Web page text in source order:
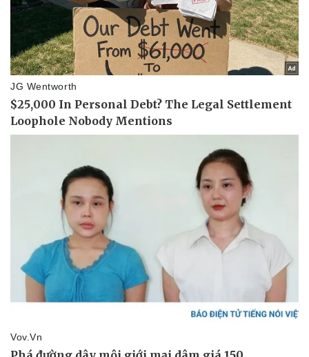
Lịch thi đấu bóng đá
Thế giới thể thao
eSports
Hậu trường
Ô tô - Xe máy
Xe máy
Tư vấn